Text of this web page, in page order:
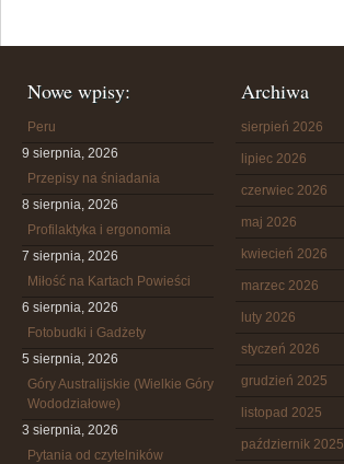
Nowe wpisy:
Peru
9 sierpnia, 2026
Przepisy na śniadania
8 sierpnia, 2026
Profilaktyka i ergonomia
7 sierpnia, 2026
Miłość na Kartach Powieści
6 sierpnia, 2026
Fotobudki i Gadżety
5 sierpnia, 2026
Góry Australijskie (Wielkie Góry
Wododziałowe)
3 sierpnia, 2026
Pytania od czytelników
Archiwa
sierpień 2026
lipiec 2026
czerwiec 2026
maj 2026
kwiecień 2026
marzec 2026
luty 2026
styczeń 2026
grudzień 2025
listopad 2025
październik 2025